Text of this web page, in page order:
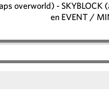
overworld) - SKYBLOCK
en EVENT /